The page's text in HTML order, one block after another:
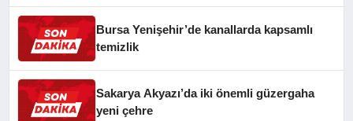
Bursa Yenişehir’de kanallarda kapsamlı
temizlik
Sakarya Akyazı’da iki önemli güzergaha
yeni çehre